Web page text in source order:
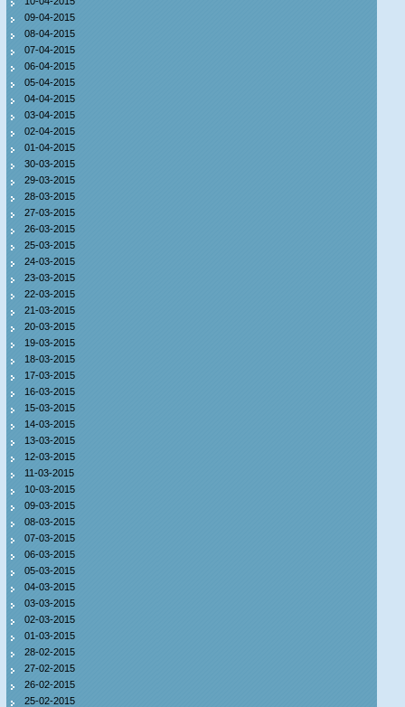
09-04-2015
08-04-2015
07-04-2015
06-04-2015
05-04-2015
04-04-2015
03-04-2015
02-04-2015
01-04-2015
30-03-2015
29-03-2015
28-03-2015
27-03-2015
26-03-2015
25-03-2015
24-03-2015
23-03-2015
22-03-2015
21-03-2015
20-03-2015
19-03-2015
18-03-2015
17-03-2015
16-03-2015
15-03-2015
14-03-2015
13-03-2015
12-03-2015
11-03-2015
10-03-2015
09-03-2015
08-03-2015
07-03-2015
06-03-2015
05-03-2015
04-03-2015
03-03-2015
02-03-2015
01-03-2015
28-02-2015
27-02-2015
26-02-2015
25-02-2015